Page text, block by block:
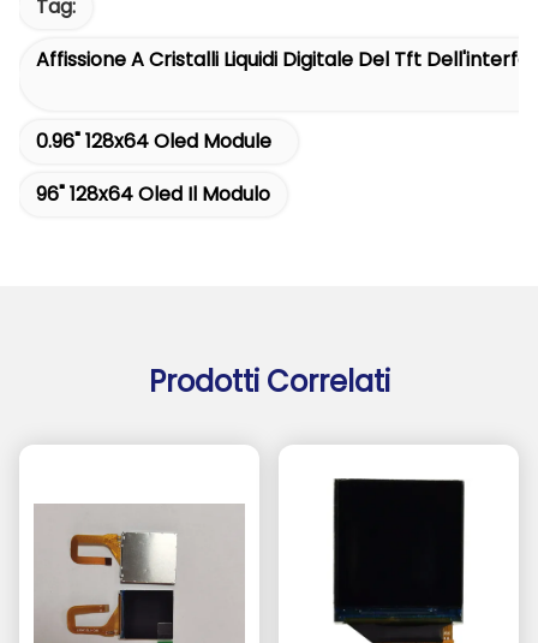
Tag:
Affissione A Cristalli Liquidi Digitale Del Tft
0.96" 128x64 Oled Module
96" 128x64 Oled Il Modulo
Prodotti Correlati